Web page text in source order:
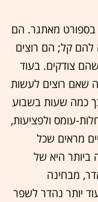
בספורט מאתגר. הם
להם קל; הם רוצים
צודקים. בעוד
שאם רוצים לעשות
כמה שעות בשבוע
עומס ולפציעות,
מראים שכל
ביותר היא של
מבחינה
יותר נהדר לשפר